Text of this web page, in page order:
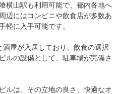
横山駅も利用可能で、都内各地へ
辺にはコンビニや飲食店が多数あ
軽に入手可能です。
屋が入居しており、飲食の選択
ルの設備として、駐車場が完備さ
ルは、その立地の良さ、快適なオ